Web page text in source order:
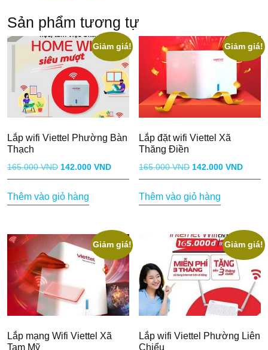
Sản phẩm tương tự
Giảm giá!
Lắp wifi Viettel Phường Bàn
Thạch
165.000VND Giá
gốc
là:
142.000 VNDGiá
hiện
142.000 VND.
Thêm vào giỏ hàng
Giảm giá!
Lắp đặt wifi Viettel Xã
Thăng Điền
165.000VND Giá
gốc
là:
142.000VNDGiá
hiện
Thêm vào giỏ hàng
Giảm giá!
Lắp mạng Wifi Viettel Xã
Tam Mỹ
Giảm giá!
Lắp wifi Viettel Phường Liên
Chiểu